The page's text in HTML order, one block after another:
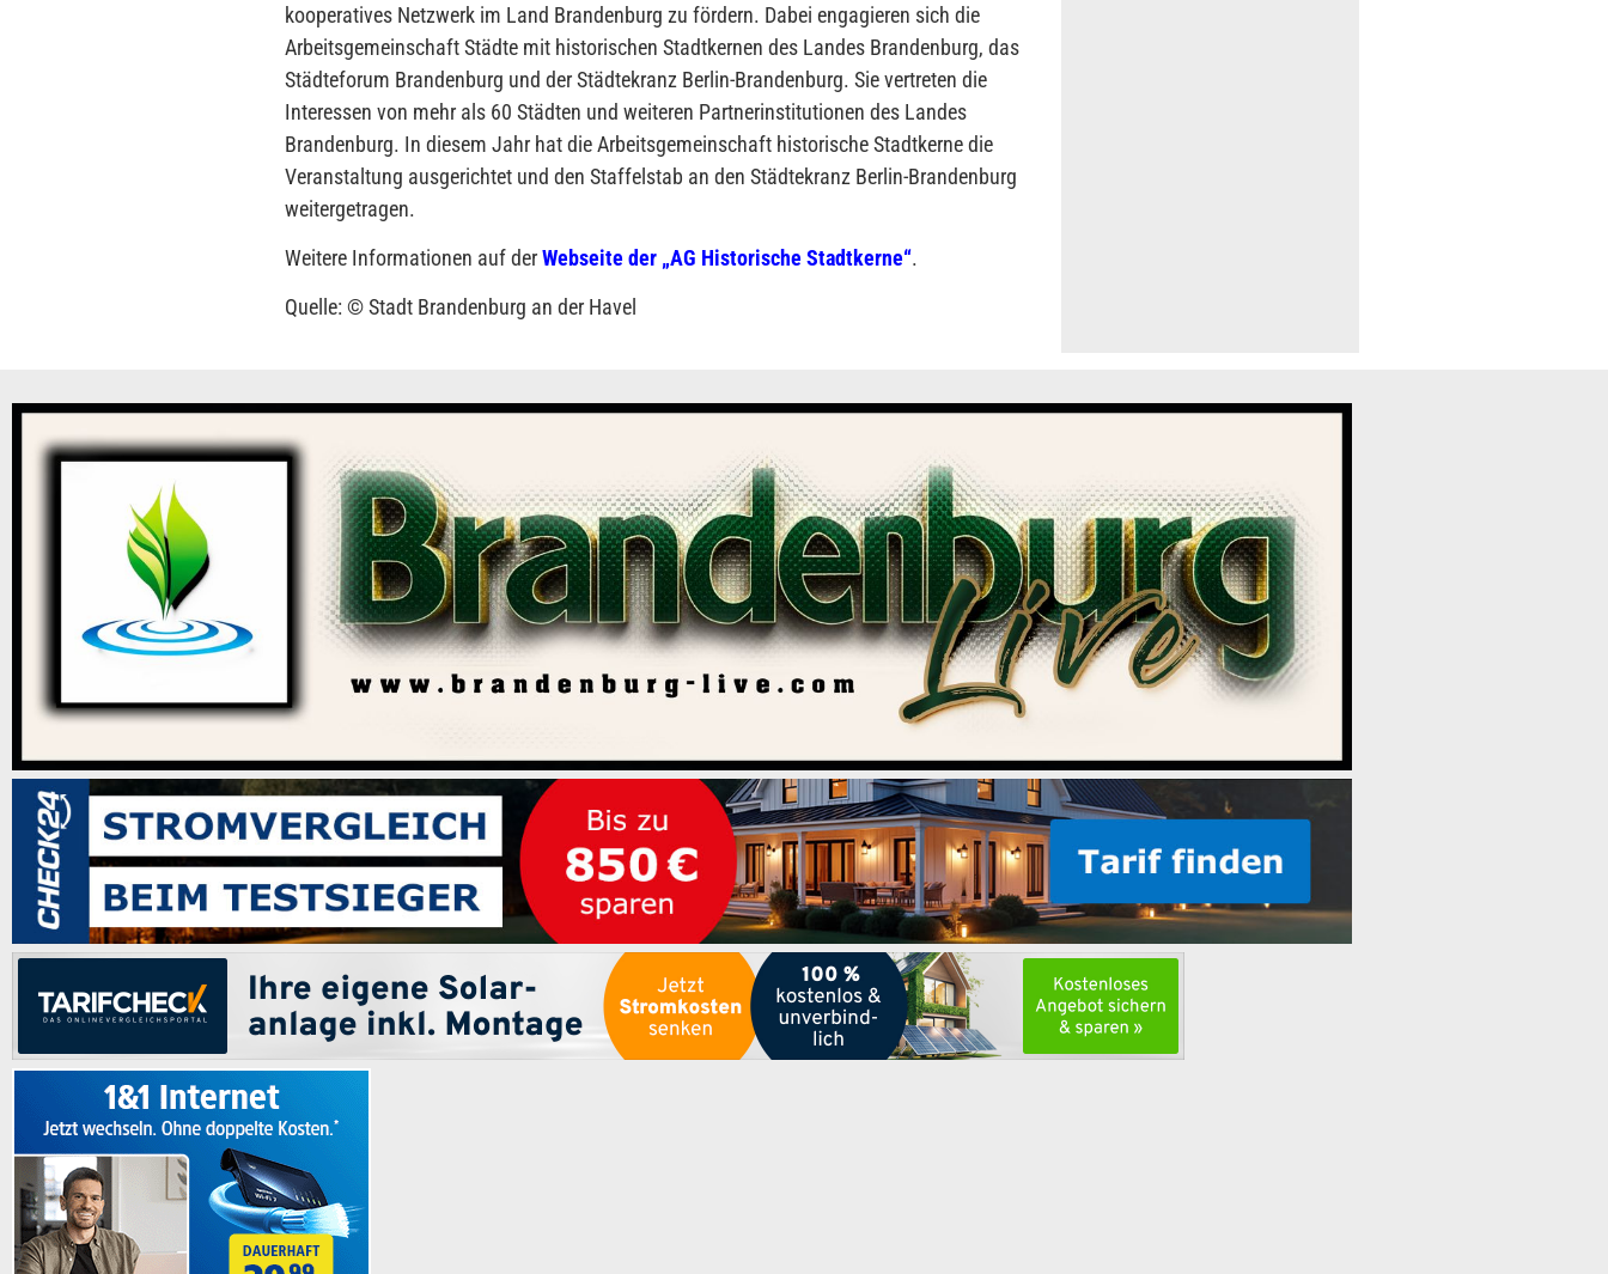
kooperatives Netzwerk im Land Brandenburg zu fördern. Dabei engagieren sich die
Arbeitsgemeinschaft Städte mit historischen Stadtkernen des Landes Brandenburg, das
Städteforum Brandenburg und der Städtekranz Berlin-Brandenburg. Sie vertreten die
Interessen von mehr als 60 Städten und weiteren Partnerinstitutionen des Landes
Brandenburg. In diesem Jahr hat die Arbeitsgemeinschaft historische Stadtkerne die
Veranstaltung ausgerichtet und den Staffelstab an den Städtekranz Berlin-Brandenburg
weitergetragen.
Weitere Informationen auf derWebseite der „AG Historische Stadtkerne“.
Quelle: © Stadt Brandenburg an der Havel